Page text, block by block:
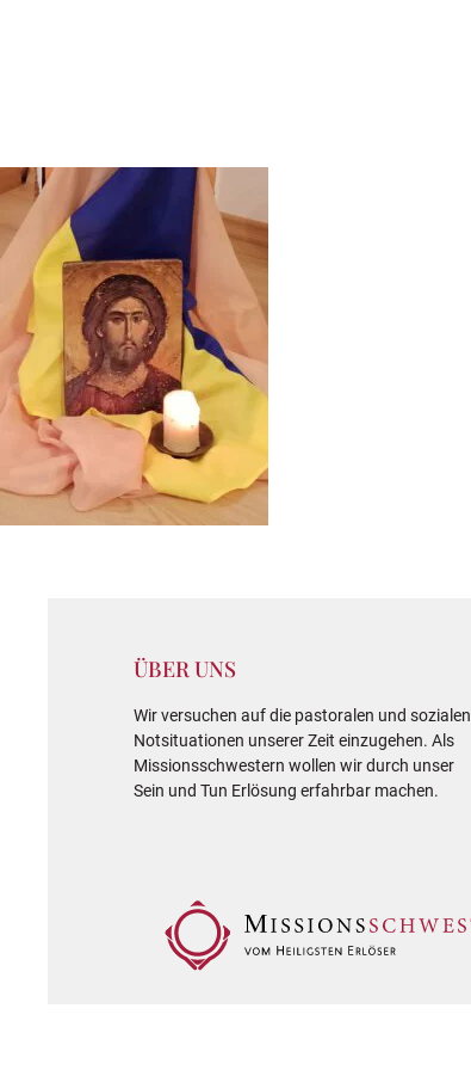
ÜBER UNS
Wir versuchen auf die pastoralen und sozialen
Notsituationen unserer Zeit einzugehen. Als
Missionsschwestern wollen wir durch unser
Sein und Tun Erlösung erfahrbar machen.